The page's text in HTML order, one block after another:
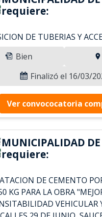
requiere:
DE TUBERIAS Y
Bien
Finalizó el 16/03/
Ver convococatoria
MUNICIPALIDAD DE
requiere:
DE CEMENTO
KG PARA LA OBRA
VEHICULAR